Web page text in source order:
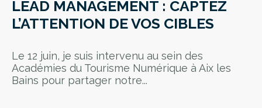
LEAD MANAGEMENT : CAPTEZ
L’ATTENTION DE VOS CIBLES
Le 12 juin, je suis intervenu au sein des
Académies du Tourisme Numérique à Aix les
Bains pour partager notre...